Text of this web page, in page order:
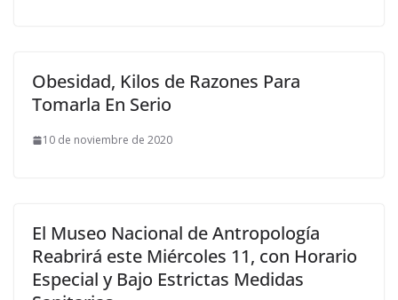
Obesidad, Kilos de Razones Para
Tomarla En Serio
10 de noviembre de 2020
El Museo Nacional de Antropología
Reabrirá este Miércoles 11, con Horario
Especial y Bajo Estrictas Medidas